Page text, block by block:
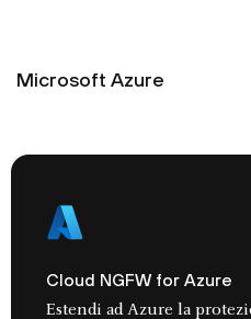
Microsoft Azure
Cloud NGFW for Azure
Estendi ad Azure la